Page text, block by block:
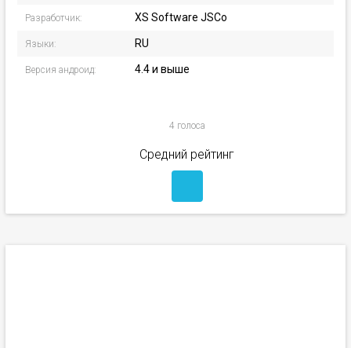
Разработчик: XS Software JSCo
Языки: RU
Версия андроид: 4.4 и выше
4 голоса
Средний рейтинг